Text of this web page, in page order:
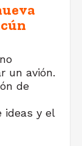
un avión.
de
ideas y el